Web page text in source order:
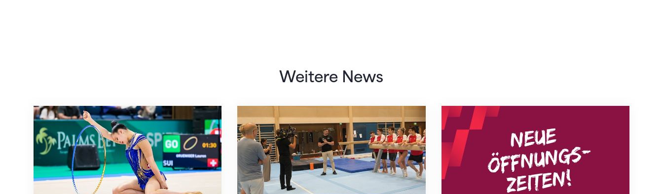
Weitere News
Nächster Halt: Weltmeisterschaft Mit klaren Zielen nach Zagreb Neue Empfangszeiten ab 1. August 2026